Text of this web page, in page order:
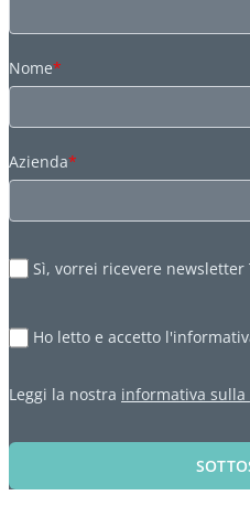
Nome*
Azienda*
Sì, vorrei ricevere newsletter
Ho letto e accetto
Leggi la nostra informativa